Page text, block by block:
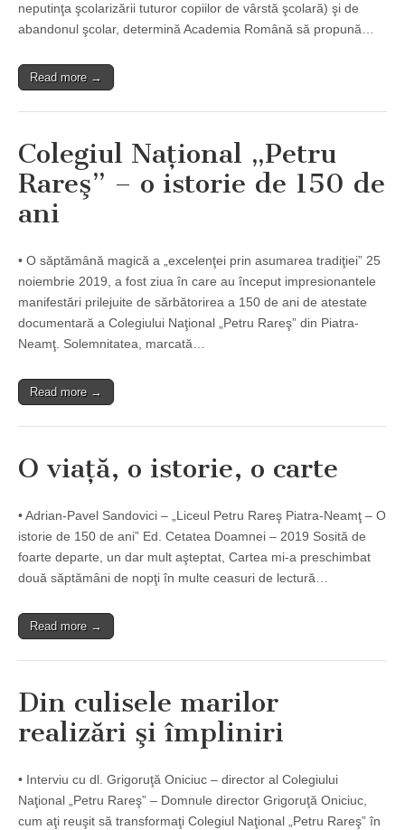
neputinţa şcolarizării tuturor copiilor de vârstă şcolară) şi de
abandonul şcolar, determină Academia Română să propună…
Read more →
Colegiul Naţional „Petru
Rareş” – o istorie de 150 de
ani
• O săptămână magică a „excelenţei prin asumarea tradiţiei” 25
noiembrie 2019, a fost ziua în care au început impresionantele
manifestări prilejuite de sărbătorirea a 150 de ani de atestate
documentară a Colegiului Naţional „Petru Rareş” din Piatra-
Neamţ. Solemnitatea, marcată…
Read more →
O viaţă, o istorie, o carte
• Adrian-Pavel Sandovici – „Liceul Petru Rareş Piatra-Neamţ – O
istorie de 150 de ani” Ed. Cetatea Doamnei – 2019 Sosită de
foarte departe, un dar mult aşteptat, Cartea mi-a preschimbat
două săptămâni de nopţi în multe ceasuri de lectură…
Read more →
Din culisele marilor
realizări şi împliniri
• Interviu cu dl. Grigoruţă Oniciuc – director al Colegiului
Naţional „Petru Rareş” – Domnule director Grigoruţă Oniciuc,
cum aţi reuşit să transformaţi Colegiul Naţional „Petru Rareş” în